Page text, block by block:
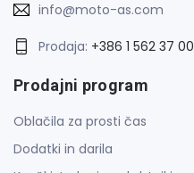
info@moto-as.com
Prodaja: +386 1 562 37 00
Prodajni program
Oblačila za prosti čas
Dodatki in darila